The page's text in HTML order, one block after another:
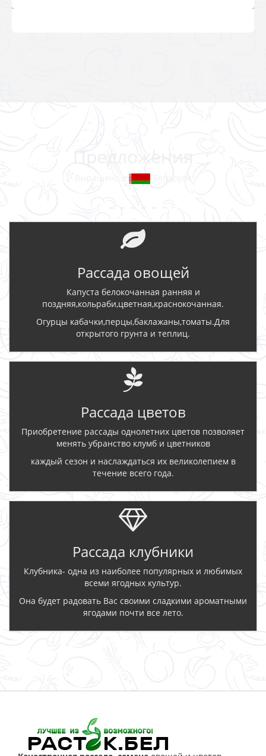
Рассада овощей
Капуста белокочанная ранняя и
поздняя,кольраби,цветная,краснокочанная.
Огурцы кабачки,перцы,баклажаны,томаты.Для
открытого грунта и теплиц.
Рассада цветов
Приобретение рассады однолетних цветов позволяет
менять убранство клумб и цветников
каждый сезон и наслаждаться их великолепием в
течение всего года.
Рассада клубники
Клубника- одна из наиболее популярных и любимых
всеми ягодных культур.
Она будет радовать Вас своими сладкими ароматными
ягодами почти все лето.